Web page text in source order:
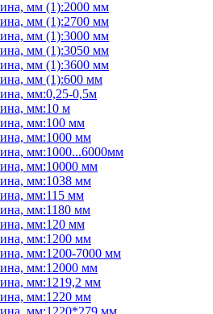
мм (1):2000 мм
мм (1):2700 мм
мм (1):3000 мм
мм (1):3050 мм
мм (1):3600 мм
мм (1):600 мм
мм:0,25-0,5м
мм:10 м
мм:100 мм
мм:1000 мм
мм:1000...6000мм
мм:10000 мм
мм:1038 мм
мм:115 мм
мм:1180 мм
мм:120 мм
мм:1200 мм
мм:1200-7000 мм
мм:12000 мм
мм:1219,2 мм
мм:1220 мм
мм:1220*279 мм